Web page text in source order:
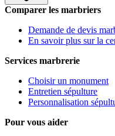
Comparer les marbriers
Demande de devis
En savoir plus sur la
Services marbrerie
Choisir un monument
Entretien sépulture
Personnalisation
Pour vous aider